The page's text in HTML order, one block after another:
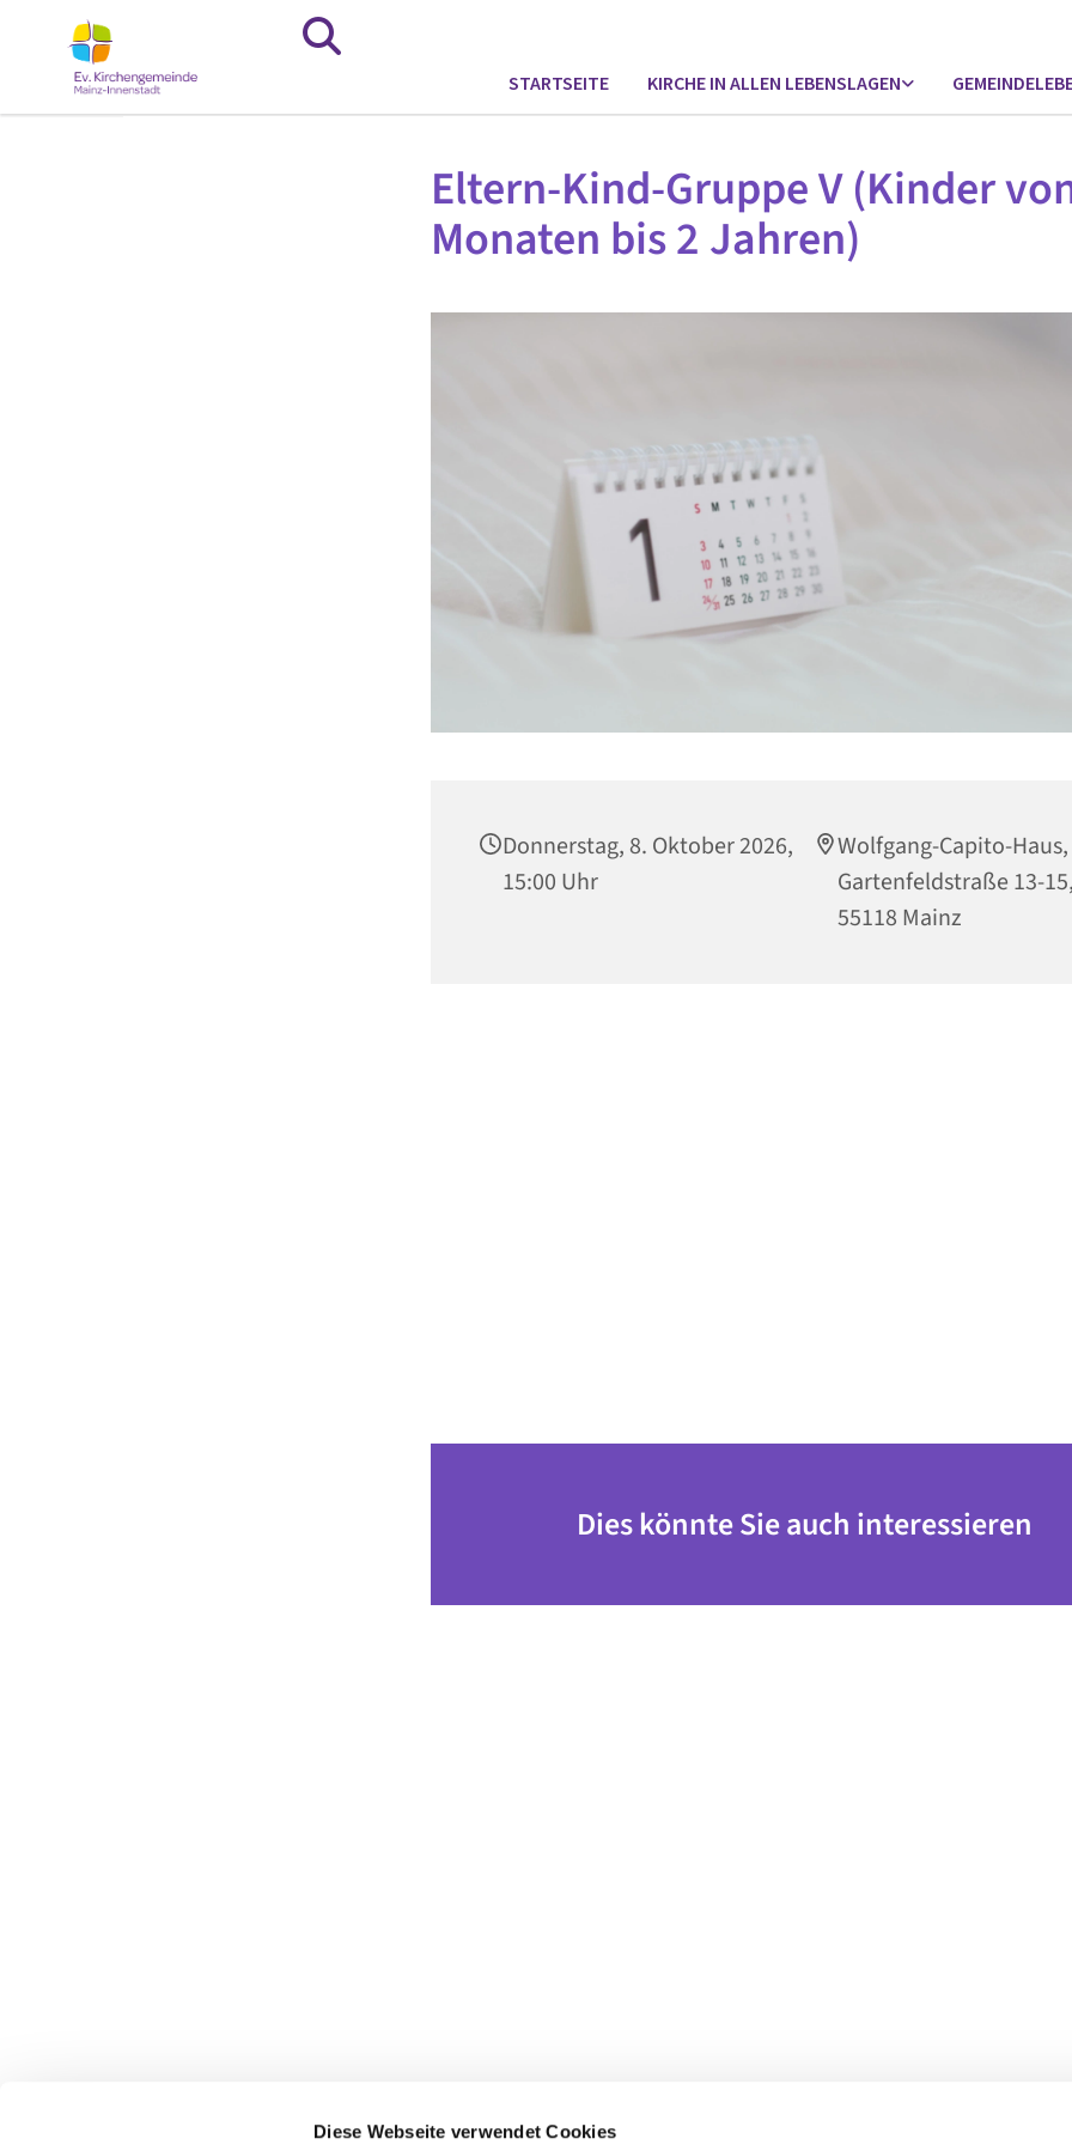
Diese Webseite verwendet Cookies
STARTSEITE KIRCHE IN ALLEN LEBENSLAGEN
Eltern-Kind-Gruppe V (Kinder
Monaten bis 2 Jahren)
Donnerstag, 8. Oktober 2026,
15:00 Uhr
Wolfgang-Capito-Haus,
Gartenfeldstraße 13-
55118 Mainz
Dies könnte Sie auch interessieren